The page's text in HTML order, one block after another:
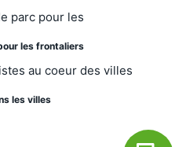
les frontaliers
les villes